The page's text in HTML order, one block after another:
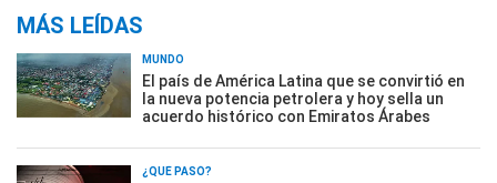
MÁS LEÍDAS
MUNDO
El país de América Latina que se convirtió en
la nueva potencia petrolera y hoy sella un
acuerdo histórico con Emiratos Árabes
¿QUÉ PASÓ?